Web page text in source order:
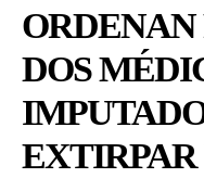
ORDENAN
DOS
EXTIRPAR